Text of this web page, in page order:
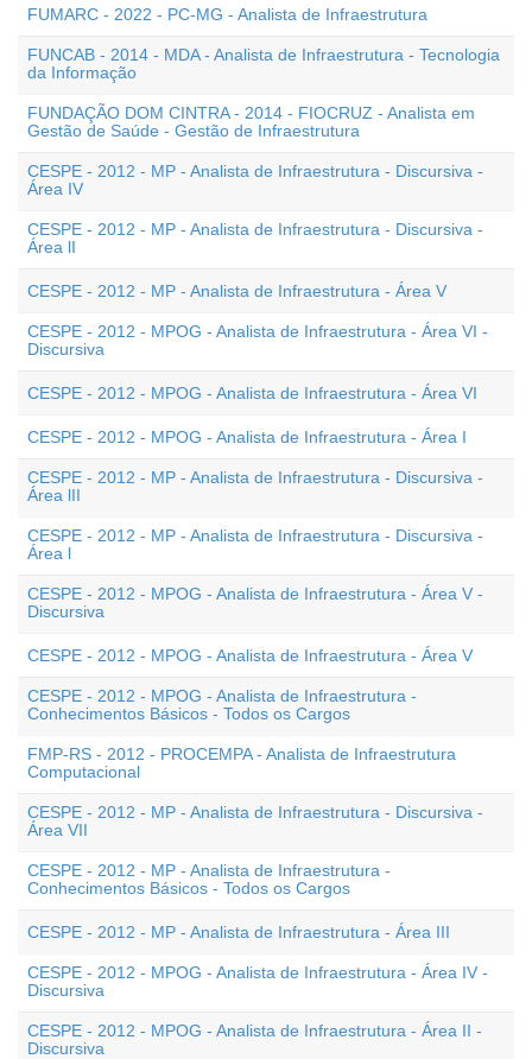
FUMARC - 2022 - PC-MG - Analista de Infraestrutura
FUNCAB - 2014 - MDA - Analista de Infraestrutura - Tecnologia
da Informação
FUNDAÇÃO DOM CINTRA - 2014 - FIOCRUZ - Analista em
Gestão de Saúde - Gestão de Infraestrutura
CESPE - 2012 - MP - Analista de Infraestrutura - Discursiva -
Área IV
CESPE - 2012 - MP - Analista de Infraestrutura - Discursiva -
Área lI
CESPE - 2012 - MP - Analista de Infraestrutura - Área V
CESPE - 2012 - MPOG - Analista de Infraestrutura - Área VI -
Discursiva
CESPE - 2012 - MPOG - Analista de Infraestrutura - Área VI
CESPE - 2012 - MPOG - Analista de Infraestrutura - Área I
CESPE - 2012 - MP - Analista de Infraestrutura - Discursiva -
Área lII
CESPE - 2012 - MP - Analista de Infraestrutura - Discursiva -
Área l
CESPE - 2012 - MPOG - Analista de Infraestrutura - Área V -
Discursiva
CESPE - 2012 - MPOG - Analista de Infraestrutura - Área V
CESPE - 2012 - MPOG - Analista de Infraestrutura -
Conhecimentos Básicos - Todos os Cargos
FMP-RS - 2012 - PROCEMPA - Analista de Infraestrutura
Computacional
CESPE - 2012 - MP - Analista de Infraestrutura - Discursiva -
Área VII
CESPE - 2012 - MP - Analista de Infraestrutura -
Conhecimentos Básicos - Todos os Cargos
CESPE - 2012 - MP - Analista de Infraestrutura - Área III
CESPE - 2012 - MPOG - Analista de Infraestrutura - Área IV -
Discursiva
CESPE - 2012 - MPOG - Analista de Infraestrutura - Área II -
Discursiva